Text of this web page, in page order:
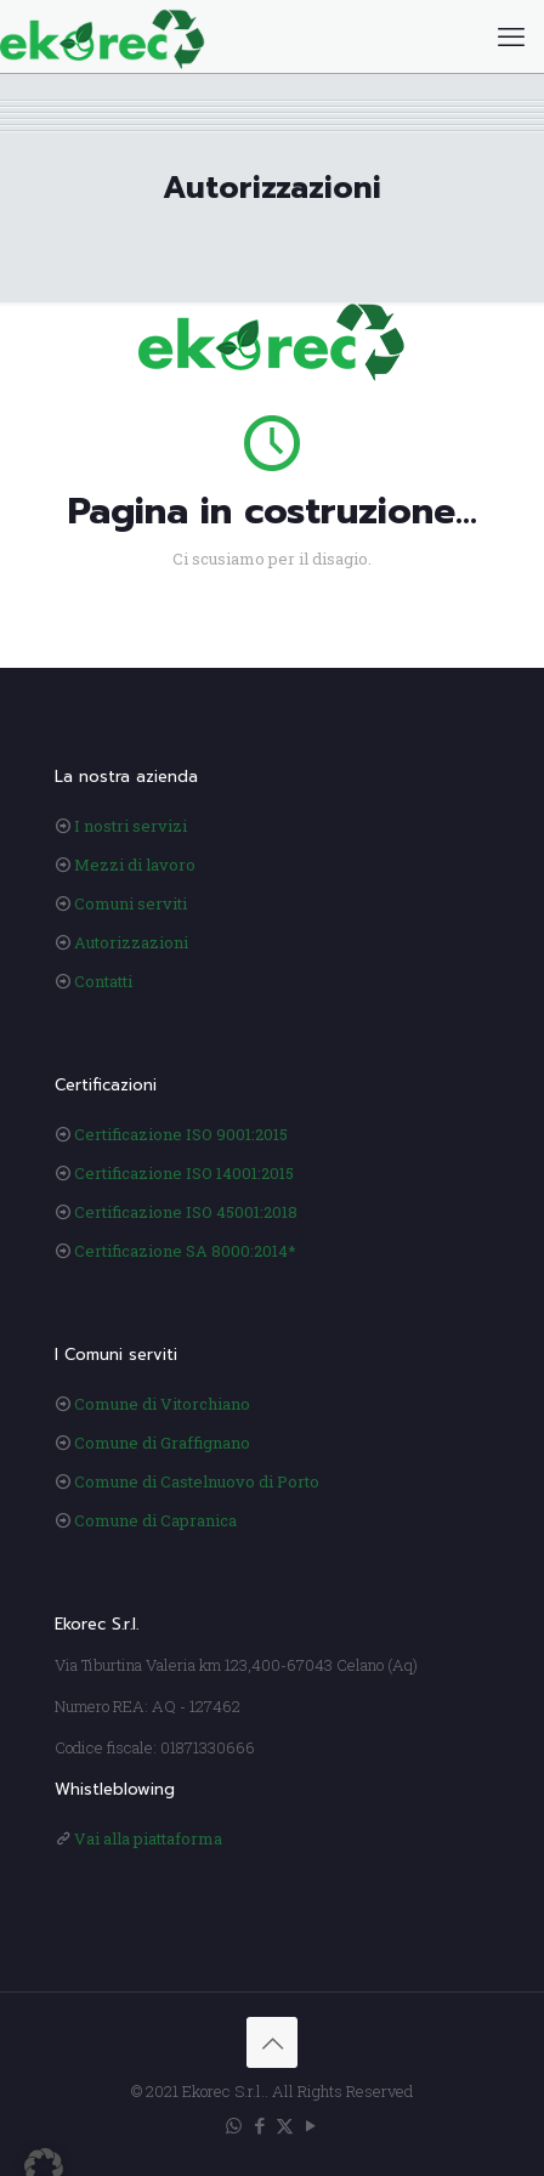
Autorizzazioni
Pagina in costruzione...
Ci scusiamo per il disagio.
La nostra azienda
I nostri servizi
Mezzi di lavoro
Comuni serviti
Autorizzazioni
Contatti
Certificazioni
Certificazione ISO 9001:2015
Certificazione ISO 14001:2015
Certificazione ISO 45001:2018
Certificazione SA 8000:2014*
I Comuni serviti
Comune di Vitorchiano
Comune di Graffignano
Comune di Castelnuovo di Porto
Comune di Capranica
Ekorec S.r.l.
Via Tiburtina Valeria km 123,400-67043 Celano (Aq)
Numero REA: AQ - 127462
Codice fiscale: 01871330666
Whistleblowing
Vai alla piattaforma
© 2021 Ekorec S.r.l.. All Rights Reserved